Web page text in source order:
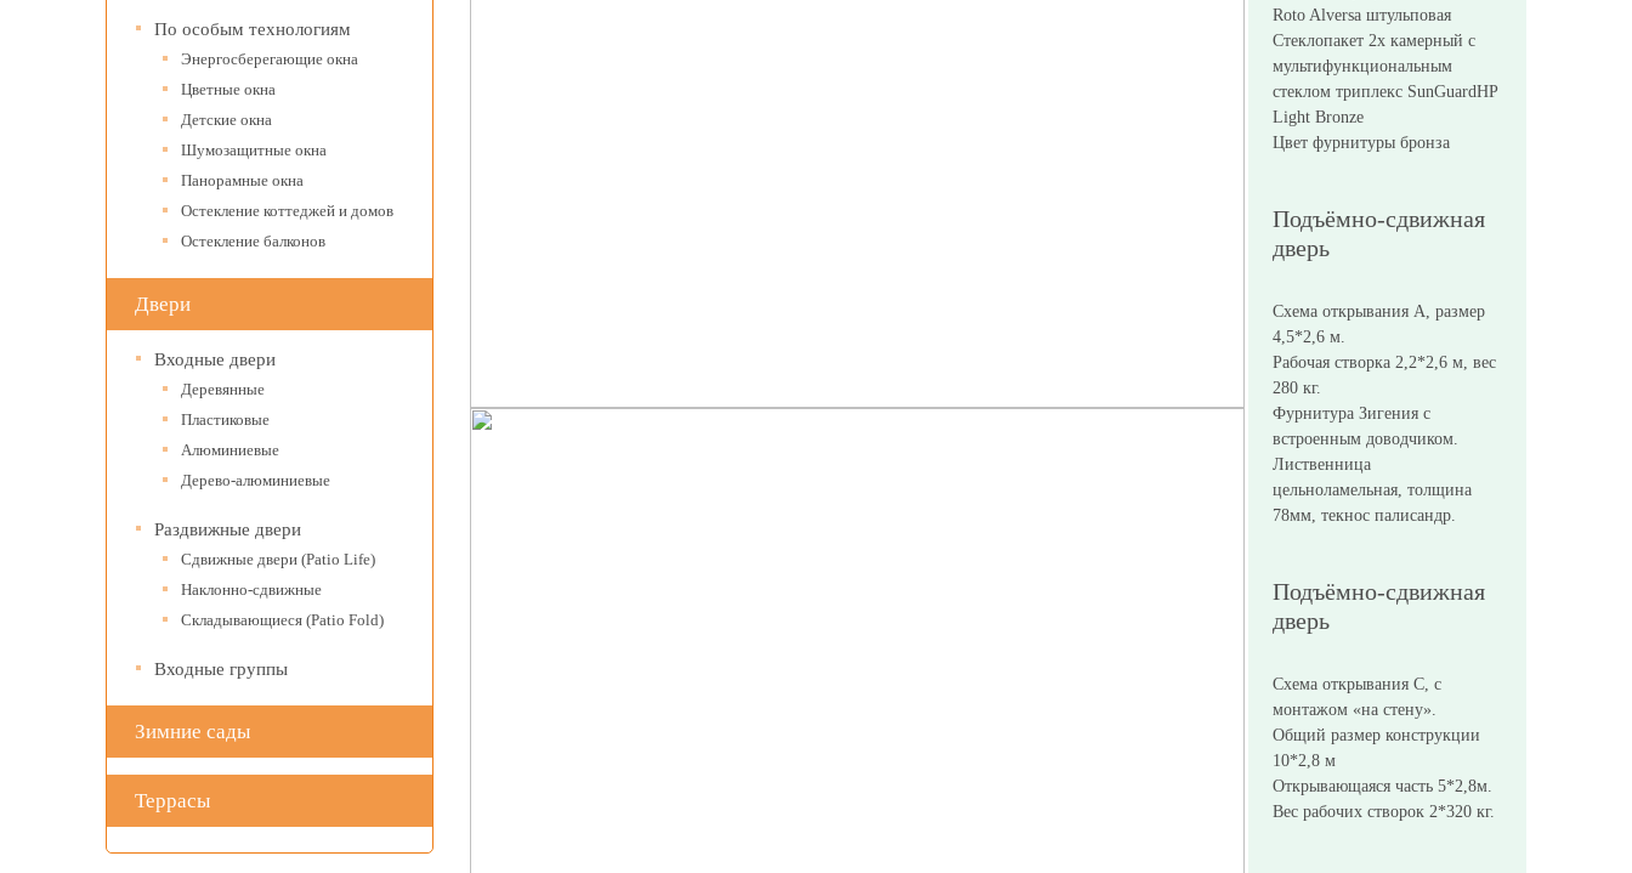
По особым технологиям
Энергосберегающие окна
Цветные окна
Детские окна
Шумозащитные окна
Панорамные окна
Остекление коттеджей и домов
Остекление балконов
Двери
Входные двери
Деревянные
Пластиковые
Алюминиевые
Дерево-алюминиевые
Раздвижные двери
Сдвижные двери (Patio Life)
Наклонно-сдвижные
Складывающиеся (Patio Fold)
Входные группы
Зимние сады
Террасы
Roto Alversa штульповая
Стеклопакет 2х камерный с
мультифункциональным
стеклом триплекс SunGuardHP
Light Bronze
Цвет фурнитуры бронза
Подъёмно-сдвижная
дверь
Схема открывания А, размер
4,5*2,6 м.
Рабочая створка 2,2*2,6 м, вес
280 кг.
Фурнитура Зигения с
встроенным доводчиком.
Лиственница
цельноламельная, толщина
78мм, текнос палисандр.
Подъёмно-сдвижная
дверь
Схема открывания С, с
монтажом «на стену».
Общий размер конструкции
10*2,8 м
Открывающаяся часть 5*2,8м.
Вес рабочих створок 2*320 кг.